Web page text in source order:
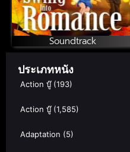
อินทู โรแมนซ์
(2023)
Soundtrack
ประเภทหนัง
Action บู๊(193)
Action บู๊(1,585)
Adaptation (5)